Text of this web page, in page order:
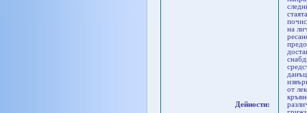
Дейности:
на
от